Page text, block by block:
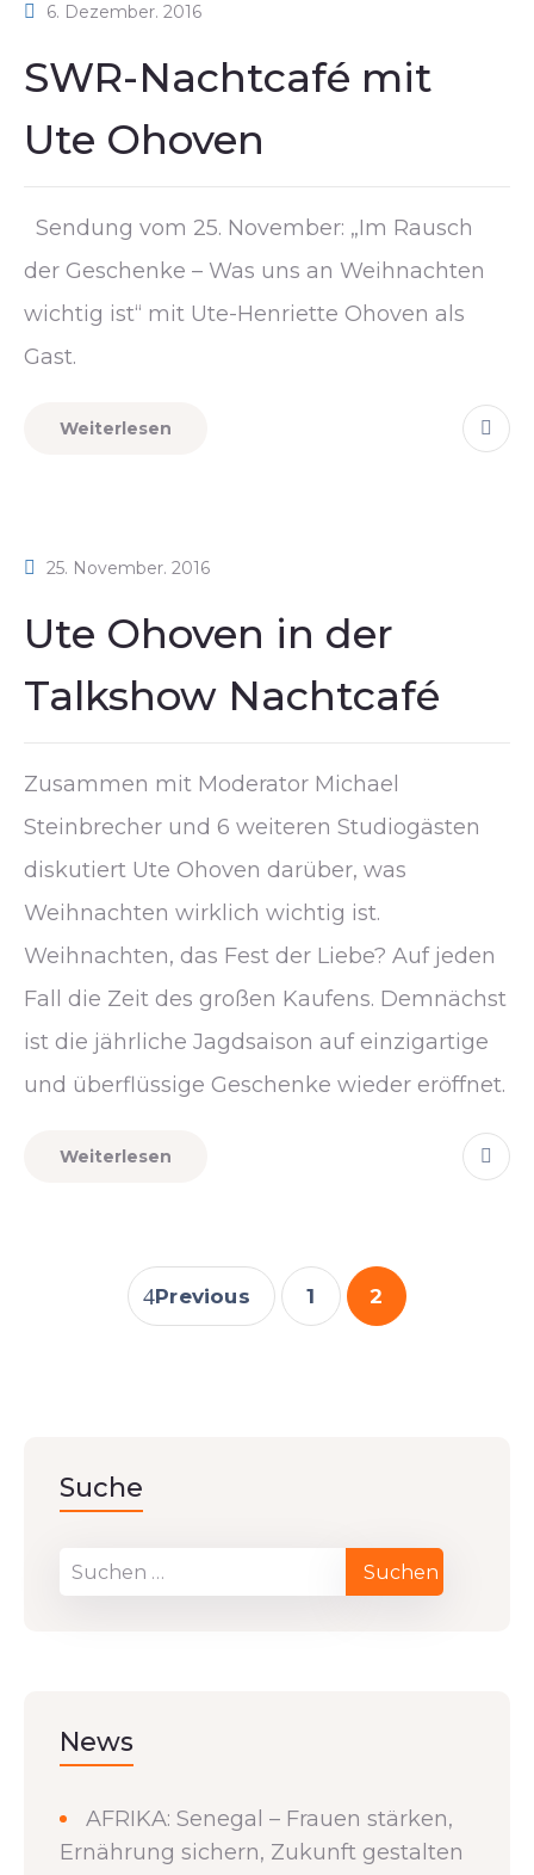
6. Dezember. 2016
SWR-Nachtcafé mit
Ute Ohoven
Sendung vom 25. November: „Im Rausch
der Geschenke – Was uns an Weihnachten
wichtig ist“ mit Ute-Henriette Ohoven als
Gast.
Weiterlesen
25. November. 2016
Ute Ohoven in der
Talkshow Nachtcafé
Zusammen mit Moderator Michael
Steinbrecher und 6 weiteren Studiogästen
diskutiert Ute Ohoven darüber, was
Weihnachten wirklich wichtig ist.
Weihnachten, das Fest der Liebe? Auf jeden
Fall die Zeit des großen Kaufens. Demnächst
ist die jährliche Jagdsaison auf einzigartige
und überflüssige Geschenke wieder eröffnet.
Weiterlesen
Previous 1 2
Suche
News
AFRIKA: Senegal – Frauen stärken,
Ernährung sichern, Zukunft gestalten